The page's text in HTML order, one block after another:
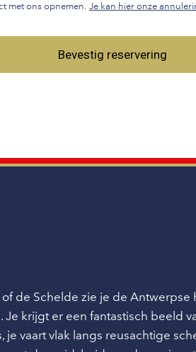
met ons opnemen. Je kan hier onze
Bevestig reservering
de Schelde zie je de Antwerpse
Je krijgt er een fantastisch beeld
vaart vlak langs reusachtige